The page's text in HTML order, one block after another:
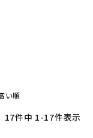
い順
17件中 1-17件表示